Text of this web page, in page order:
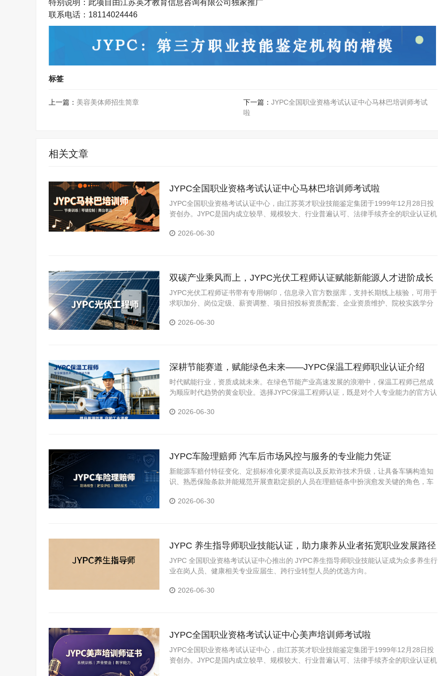
特别说明：此项目由江苏英才教育信息咨询有限公司独家推广
联系电话： 18114024446
标签
上一篇： 美容美体师招生简章 下一篇： JYPC全国职业资格考试认证中心马林巴培训师考试
啦
相关文章
JYPC全国职业资格考试认证中心马林巴培训师考试啦
JYPC全国职业资格考试认证中心，由江苏英才职业技能鉴定集团于1999年12月28日投
资创办。JYPC是国内成立较早、规模较大、行业普遍认可、法律手续齐全的职业认证机
2026-06-30
双碳产业乘风而上，JYPC光伏工程师认证赋能新能源人才进阶成长
JYPC光伏工程师证书带有专用钢印，信息录入官方数据库，支持长期线上核验，可用于
求职加分、岗位定级、薪资调整、项目招投标资质配套、企业资质维护、院校实践学分
2026-06-30
深耕节能赛道，赋能绿色未来——JYPC保温工程师职业认证介绍
时代赋能行业，资质成就未来。在绿色节能产业高速发展的浪潮中，保温工程师已然成
为顺应时代趋势的黄金职业。选择JYPC保温工程师认证，既是对个人专业能力的官方认
2026-06-30
JYPC车险理赔师 汽车后市场风控与服务的专业能力凭证
新能源车赔付特征变化、定损标准化要求提高以及反欺诈技术升级，让具备车辆构造知
识、熟悉保险条款并能规范开展查勘定损的人员在理赔链条中扮演愈发关键的角色，车
2026-06-30
JYPC 养生指导师职业技能认证，助力康养从业者拓宽职业发展路径
JYPC 全国职业资格考试认证中心推出的 JYPC养生指导师职业技能认证成为众多养生行
业在岗人员、健康相关专业应届生、跨行业转型人员的优选方向。
2026-06-30
JYPC全国职业资格考试认证中心美声培训师考试啦
JYPC全国职业资格考试认证中心，由江苏英才职业技能鉴定集团于1999年12月28日投
资创办。JYPC是国内成立较早、规模较大、行业普遍认可、法律手续齐全的职业认证机